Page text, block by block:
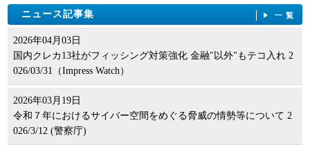
ニュース記事集 一覧
2026年04月03日
国内クレカ13社がフィッシング対策強化 金融"以外"もテコ入れ 2
026/03/31（Impress Watch）
2026年03月19日
令和７年におけるサイバー空間をめぐる脅威の情勢等について 2
026/3/12 (警察庁)